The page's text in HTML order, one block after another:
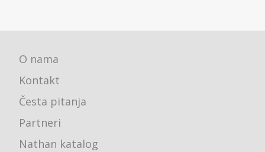
O nama
Kontakt
Česta pitanja
Partneri
Nathan katalog